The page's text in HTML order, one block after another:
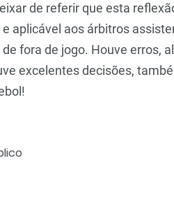
de referir que esta
aplicável aos árbitros
fora de jogo. Houve erros,
excelentes decisões,